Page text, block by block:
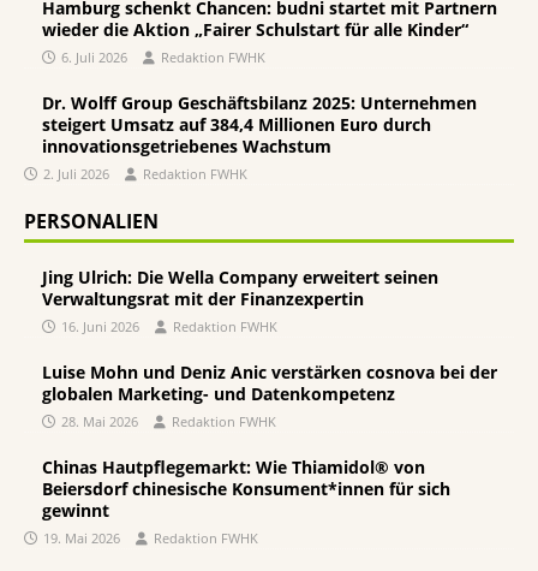
Hamburg schenkt Chancen: budni startet mit Partnern
wieder die Aktion „Fairer Schulstart für alle Kinder“
6. Juli 2026 Redaktion FWHK
Dr. Wolff Group Geschäftsbilanz 2025: Unternehmen
steigert Umsatz auf 384,4 Millionen Euro durch
innovationsgetriebenes Wachstum
2. Juli 2026 Redaktion FWHK
PERSONALIEN
Jing Ulrich: Die Wella Company erweitert seinen
Verwaltungsrat mit der Finanzexpertin
16. Juni 2026 Redaktion FWHK
Luise Mohn und Deniz Anic verstärken cosnova bei der
globalen Marketing- und Datenkompetenz
28. Mai 2026 Redaktion FWHK
Chinas Hautpflegemarkt: Wie Thiamidol® von
Beiersdorf chinesische Konsument*innen für sich
gewinnt
19. Mai 2026 Redaktion FWHK